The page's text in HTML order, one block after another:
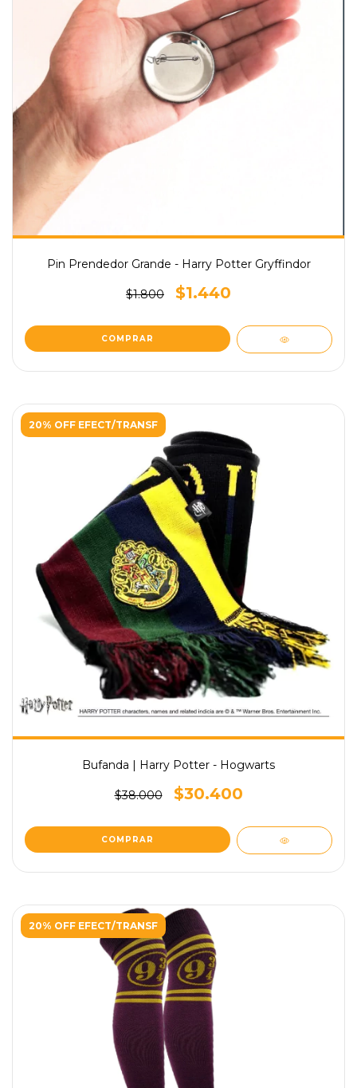
Pin Prendedor Grande - Harry Potter Gryffindor
$1.800 $1.440
20% OFF EFECT/TRANSF
Bufanda | Harry Potter - Hogwarts
$38.000 $30.400
20% OFF EFECT/TRANSF